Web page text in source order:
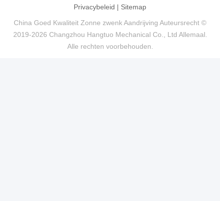
Privacybeleid | Sitemap
China Goed Kwaliteit Zonne zwenk Aandrijving Auteursrecht ©
2019-2026 Changzhou Hangtuo Mechanical Co., Ltd Allemaal.
Alle rechten voorbehouden.